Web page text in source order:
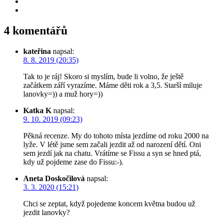
4 komentářů
kateřina napsal:
8. 8. 2019 (20:35)
Tak to je ráj! Skoro si myslím, bude li volno, že ještě
začátkem září vyrazíme. Máme děti rok a 3,5. Starší miluje
lanovky=)) a muž hory=))
Katka K napsal:
9. 10. 2019 (09:23)
Pěkná recenze. My do tohoto místa jezdíme od roku 2000 na
lyže. V létě jsme sem začali jezdit až od narození dětí. Oni
sem jezdí jak na chatu. Vrátíme se Fissu a syn se hned ptá,
kdy už pojdeme zase do Fissu:-).
Aneta Doskočilová napsal:
3. 3. 2020 (15:21)
Chci se zeptat, když pojedeme koncem května budou už
jezdit lanovky?